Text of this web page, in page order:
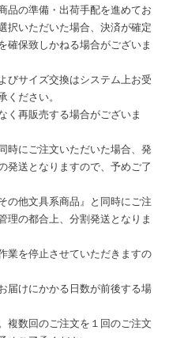
品の準備・出荷手配を進めてお
択いただいた場合、決済が確定
確保致しかねる場合がございま
びサイズ交換はシステム上お受
ください。
く再販売する場合がございま
時にご注文いただいた場合、発
発送となりますので、予めご了
の他文具系商品』と同時にご注
理の都合上、分割発送となりま
業を停止させていただきますの
届けにかかる日数が前後する場
複数回のご注文を１回のご注文